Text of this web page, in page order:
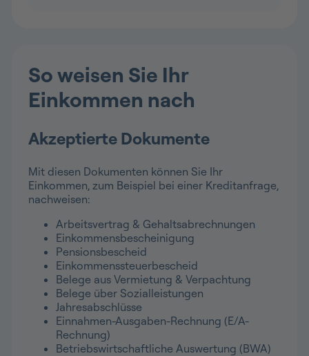
So weisen Sie Ihr
Einkommen nach
Akzeptierte Dokumente
Mit diesen Dokumenten können Sie Ihr
Einkommen, zum Beispiel bei einer Kreditanfrage,
nachweisen:
Arbeitsvertrag & Gehaltsabrechnungen
Einkommensbescheinigung
Pensionsbescheid
Einkommenssteuerbescheid
Belege aus Vermietung & Verpachtung
Belege über Sozialleistungen
Jahresabschlüsse
Einnahmen-Ausgaben-Rechnung (E/A-
Rechnung)
Betriebswirtschaftliche Auswertung (BWA)